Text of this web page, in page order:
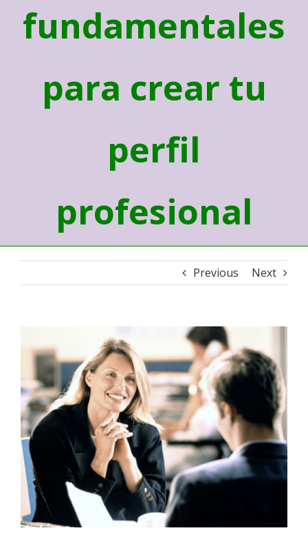
fundamentales
para crear tu
perfil
profesional
Previous Next
Larger